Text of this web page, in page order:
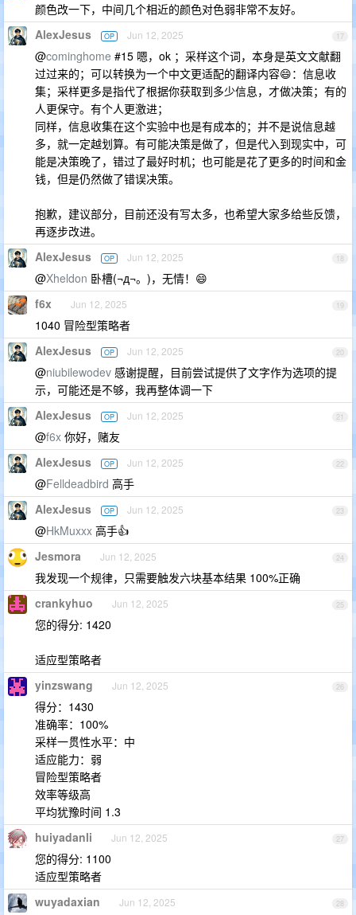
颜色改一下，中间几个相近的颜色对色弱非常不友好。
17
AlexJesus OP Jun 12, 2025
@cominghome #15 嗯，ok ；采样这个词，本身是英文文献翻
过过来的；可以转换为一个中文更适配的翻译内容😄：信息收
集；采样更多是指代了根据你获取到多少信息，才做决策；有的
人更保守。有个人更激进；
同样，信息收集在这个实验中也是有成本的；并不是说信息越
多，就一定越划算。有可能决策是做了，但是代入到现实中，可
能是决策晚了，错过了最好时机；也可能是花了更多的时间和金
钱，但是仍然做了错误决策。
抱歉，建议部分，目前还没有写太多，也希望大家多给些反馈，
再逐步改进。
18
AlexJesus OP Jun 12, 2025
@Xheldon 卧槽(¬д¬。)，无情！😄
19
f6x Jun 12, 2025
1040 冒险型策略者
20
AlexJesus OP Jun 12, 2025
@niubilewodev 感谢提醒，目前尝试提供了文字作为选项的提
示，可能还是不够，我再整体调一下
21
AlexJesus OP Jun 12, 2025
@f6x 你好，赌友
22
AlexJesus OP Jun 12, 2025
@Felldeadbird 高手
23
AlexJesus OP Jun 12, 2025
@HkMuxxx 高手👍
24
Jesmora Jun 12, 2025
我发现一个规律，只需要触发六块基本结果 100%正确
25
crankyhuo Jun 12, 2025
您的得分: 1420
适应型策略者
26
yinzswang Jun 12, 2025
得分：1430
准确率：100%
采样一贯性水平：中
适应能力：弱
冒险型策略者
效率等级高
平均犹豫时间 1.3
27
huiyadanli Jun 12, 2025
您的得分: 1100
适应型策略者
28
wuyadaxian Jun 12, 2025